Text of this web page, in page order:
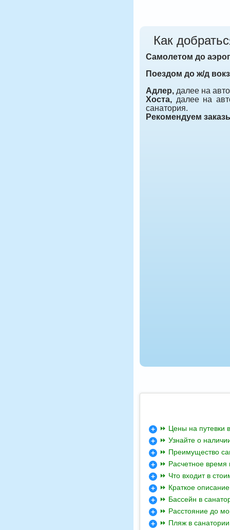
Как
Самолетом до
Поездом до ж/д
Адлер, далее на
Хоста, далее на
санатория.
Рекомендуем
⏩ Цены на
⏩ Узнайте о
⏩ Преимущество
⏩ Расчетное
⏩ Что входит в
⏩ Краткое
⏩ Бассейн в
⏩ Расстояние до
⏩ Пляж в